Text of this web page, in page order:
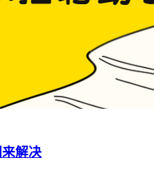
解决